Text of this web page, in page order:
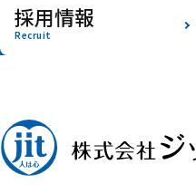
採用情報
Recruit